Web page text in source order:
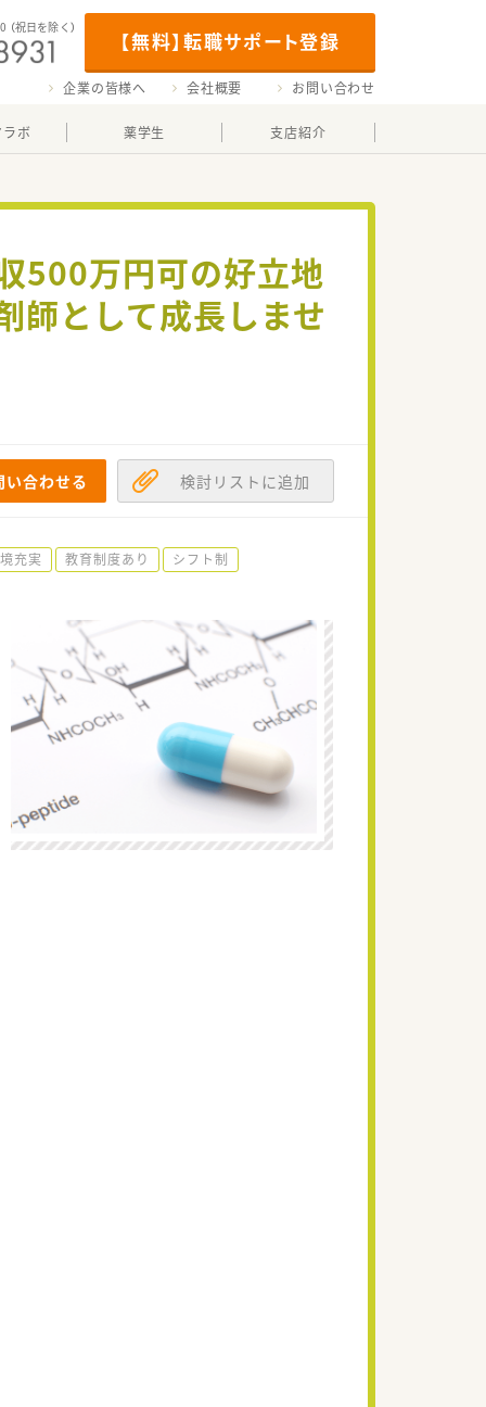
【無料】転職サポート登録
（祝日を除く）
企業の皆様へ 会社概要 お問い合わせ
ボ 薬学生 支店紹介
500万円可の好立地
師として成長しませ
い合わせる 検討リストに追加
充実 教育制度あり
シフト制